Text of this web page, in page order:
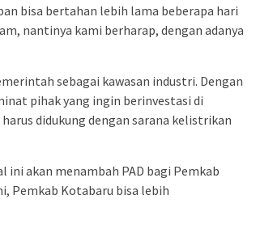
bisa bertahan lebih lama beberapa hari
nantinya kami berharap, dengan adanya
sebagai kawasan industri. Dengan
pihak yang ingin berinvestasi di
didukung dengan sarana kelistrikan
ini akan menambah PAD bagi Pemkab
Pemkab Kotabaru bisa lebih